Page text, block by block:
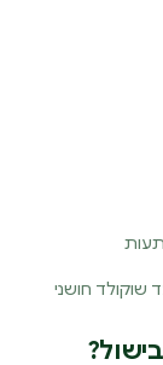
שוקולד חושני